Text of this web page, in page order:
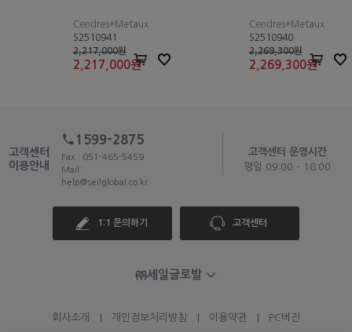
Cendres+Metaux
S2510941
2,217,000원
2,217,000원
Cendres+Metaux
S2510940
2,269,300원
2,269,300원
고객센터
이용안내
1599-2875
Fax : 051-465-5459
Mail :
help@seilglobal.co.kr
고객센터 운영시간
평일 09:00 - 18:00
1:1 문의하기 고객센터
㈜세일글로발
회사소개 개인정보처리방침 이용약관 PC버전